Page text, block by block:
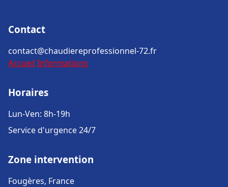
Contact
contact@chaudiereprofessionnel-72.fr
Accueil Informations
Horaires
Lun-Ven: 8h-19h
Service d'urgence 24/7
Zone intervention
Fougères, France